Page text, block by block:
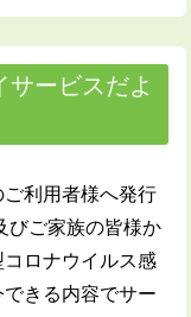
サービスだよ
利用者様へ発行
びご家族の皆様か
ロナウイルス感
きる内容でサー